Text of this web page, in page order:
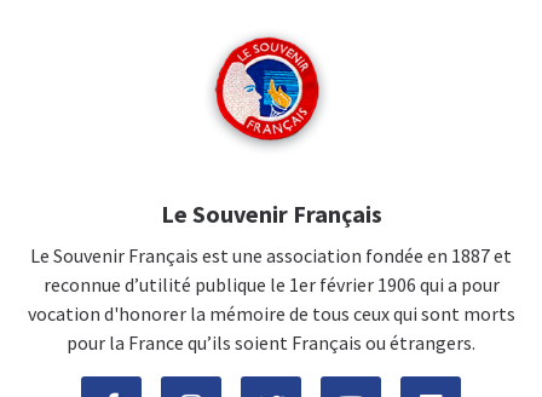
Le Souvenir Français
Le Souvenir Français est une association fondée en 1887 et
reconnue d’utilité publique le 1er février 1906 qui a pour
vocation d'honorer la mémoire de tous ceux qui sont morts
pour la France qu’ils soient Français ou étrangers.